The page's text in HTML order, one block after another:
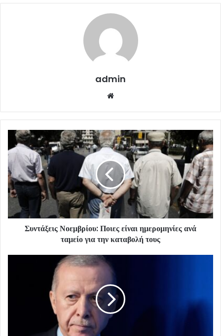
admin
Συντάξεις Νοεμβρίου: Ποιες είναι ημερομηνίες ανά
ταμείο για την καταβολή τους